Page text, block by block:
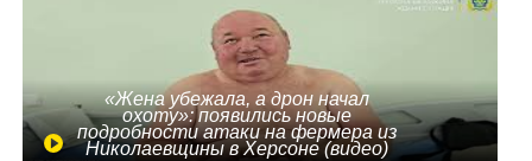
«Жена убежала, а дрон начал
охоту»: появились новые
подробности атаки на фермера из
Николаевщины в Херсоне (видео)